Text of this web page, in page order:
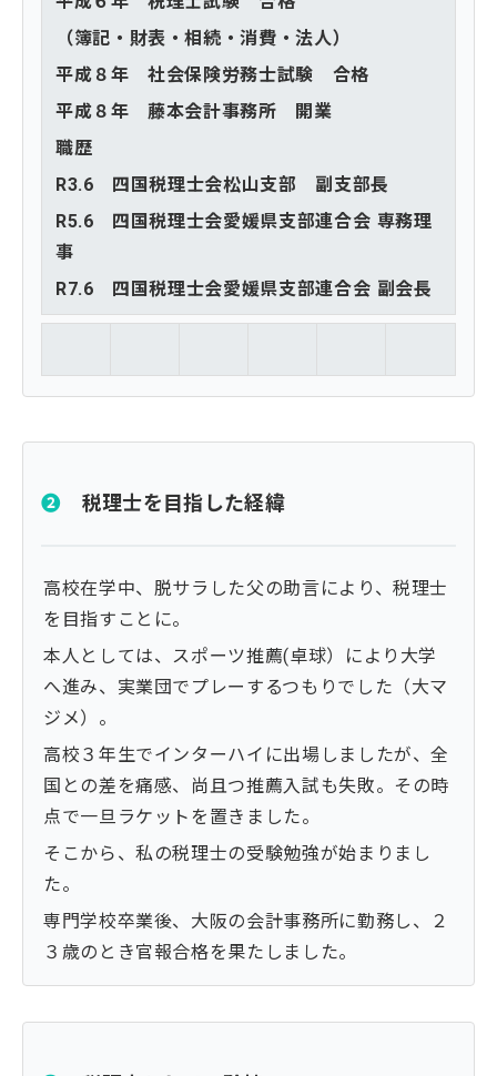
（簿記・財表・相続・消費・法人）
平成８年 社会保険労務士試験 合格
平成８年 藤本会計事務所 開業
職歴
R3.6 四国税理士会松山支部 副支部長
R5.6 四国税理士会愛媛県支部連合会 専務理
事
R7.6 四国税理士会愛媛県支部連合会 副会長
❷ 税理士を目指した経緯
高校在学中、脱サラした父の助言により、税理士
を目指すことに。
本人としては、スポーツ推薦(卓球）により大学
へ進み、実業団でプレーするつもりでした（大マ
ジメ）。
高校３年生でインターハイに出場しましたが、全
国との差を痛感、尚且つ推薦入試も失敗。その時
点で一旦ラケットを置きました。
そこから、私の税理士の受験勉強が始まりまし
た。
専門学校卒業後、大阪の会計事務所に勤務し、２
３歳のとき官報合格を果たしました。